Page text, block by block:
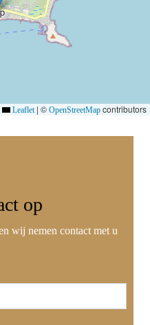
Leaflet | © OpenStreetMap contributors
op
wij nemen contact met u